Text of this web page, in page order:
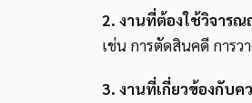
2. งานที่ต้องใช้วิจาร
เช่น การตัดสินคดี การ
3. งานที่เกี่ยวข้องกับค